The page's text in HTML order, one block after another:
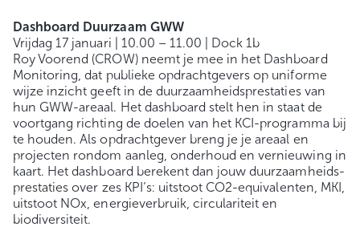
Dashboard Duurzaam GWW
Vrijdag 17 januari | 10.00 – 11.00 | Dock 1b
Roy Voorend (CROW) neemt je mee in het Dashboard
Monitoring, dat publieke opdrachtgevers op uniforme
wijze inzicht geeft in de duurzaamheidsprestaties van
hun GWW-areaal. Het dashboard stelt hen in staat de
voortgang richting de doelen van het KCI-programma bij
te houden. Als opdrachtgever breng je je areaal en
projecten rondom aanleg, onderhoud en vernieuwing in
kaart. Het dashboard berekent dan jouw duurzaamheids-
prestaties over zes KPI’s: uitstoot CO2-equivalenten, MKI,
uitstoot NOx, energieverbruik, circulariteit en
biodiversiteit.